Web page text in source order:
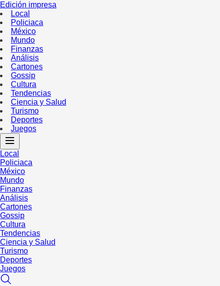
Edición impresa
Local
Policiaca
México
Mundo
Finanzas
Análisis
Cartones
Gossip
Cultura
Tendencias
Ciencia y Salud
Turismo
Deportes
Juegos
Local
Policiaca
México
Mundo
Finanzas
Análisis
Cartones
Gossip
Cultura
Tendencias
Ciencia y Salud
Turismo
Deportes
Juegos